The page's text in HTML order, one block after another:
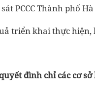
sát PCCC Thành phố
triển khai thực hiện,
đình chỉ các cơ sở